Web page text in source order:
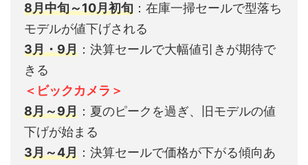
8月中旬～10月初旬 ：在庫一掃セールで型落ち
モデルが値下げされる
3月・9月 ：決算セールで大幅値引きが期待で
きる
＜ビックカメラ＞
8月～9月 ：夏のピークを過ぎ、旧モデルの値
下げが始まる
3月～4月 ：決算セールで価格が下がる傾向あ